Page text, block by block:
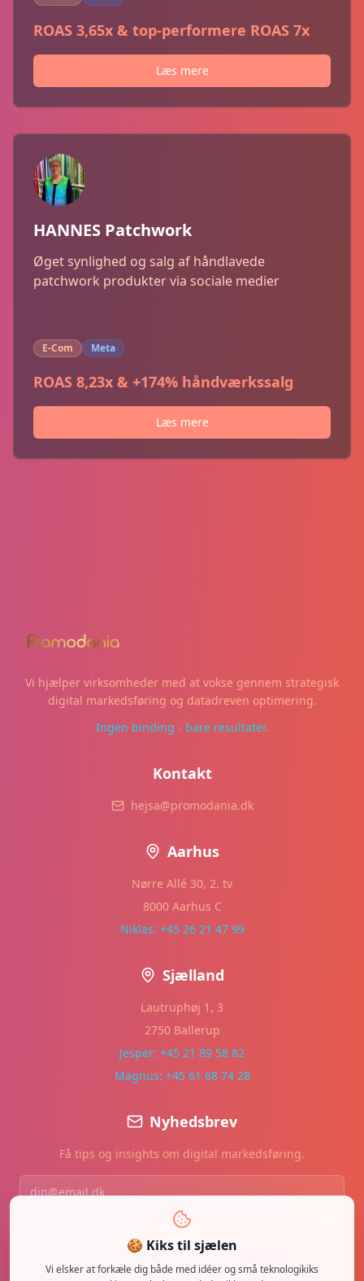
ROAS 3,65x & top-performere ROAS 7x
Læs mere
HANNES Patchwork
Øget synlighed og salg af håndlavede
patchwork produkter via sociale medier
E-Com Meta
ROAS 8,23x & +174% håndværkssalg
Læs mere
Vi hjælper virksomheder med at vokse gennem strategisk
digital markedsføring og datadreven optimering.
Ingen binding - bare resultater.
Kontakt
hejsa@promodania.dk
Aarhus
Nørre Allé 30, 2. tv
8000 Aarhus C
Niklas: +45 26 21 47 99
Sjælland
Lautruphøj 1, 3
2750 Ballerup
Jesper: +45 21 89 58 82
Magnus: +45 61 68 74 28
Nyhedsbrev
Få tips og insights om digital markedsføring.
Næste
🍪 Kiks til sjælen
Vi elsker at forkæle dig både med idéer og små teknologikiks